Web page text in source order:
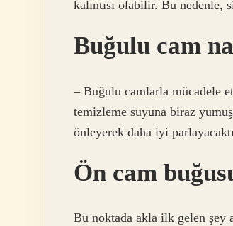
kalıntısı olabilir. Bu nedenle,
Buğulu cam
– Buğulu camlarla mücadele
temizleme suyuna biraz
önleyerek daha iyi
Ön cam
Bu noktada akla ilk gelen şey